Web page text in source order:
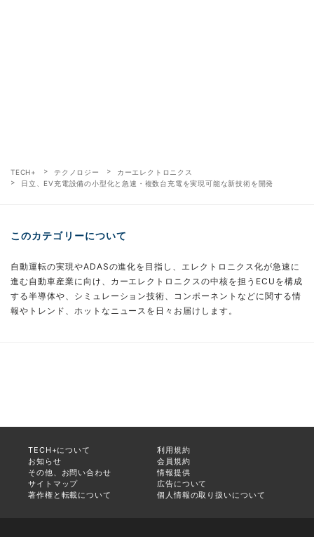
TECH+ テクノロジー
カーエレクトロニクス
日立、EV充電設備の小型化と急速・複数台充電を実現可能な新技術を開発
このカテゴリーについて
自動運転の実現やADASの進化を目指し、エレクトロニクス化が急速に
進む自動車産業に向け、カーエレクトロニクスの中核を担うECUを構成
する半導体や、シミュレーション技術、コンポーネントなどに関する情
報やトレンド、ホットなニュースを日々お届けします。
TECH+について
利用規約
お知らせ
会員規約
その他、お問い合わせ
情報提供
サイトマップ
広告について
著作権と転載について
個人情報の取り扱いについて